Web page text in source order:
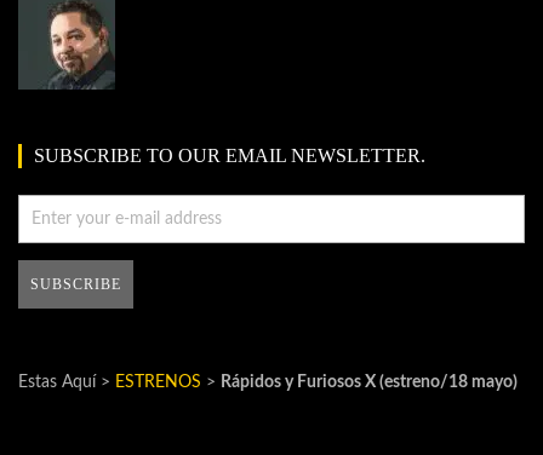
SUBSCRIBE TO OUR EMAIL NEWSLETTER.
Estas Aquí > ESTRENOS > Rápidos y Furiosos X (estreno/18 mayo)